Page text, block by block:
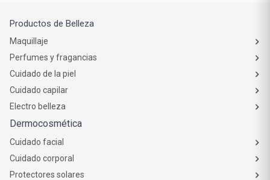
Productos de Belleza
Maquillaje
Perfumes y fragancias
Cuidado de la piel
Cuidado capilar
Electro belleza
Dermocosmética
Cuidado facial
Cuidado corporal
Protectores solares